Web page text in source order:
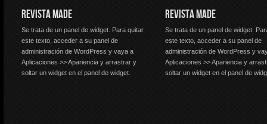
REVISTA MADE
Se trata de un panel de widget. Para quitar
este texto, acceder a su panel de
administración de WordPress y vaya a
Aplicaciones >> Apariencia y arrastrar y
soltar un widget en el panel de widget.
REVISTA MADE
Se trata de un panel de widget.
este texto, acceder a su panel de
administración de WordPress y
Aplicaciones >> Apariencia y
soltar un widget en el panel de